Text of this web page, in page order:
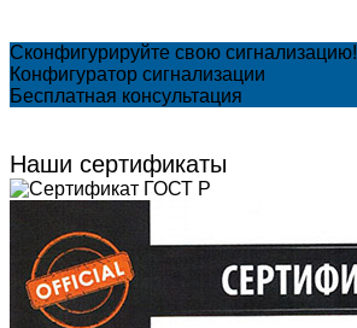
Сконфигурируйте свою сигнализацию!
Конфигуратор сигнализации
Бесплатная консультация
Наши сертификаты